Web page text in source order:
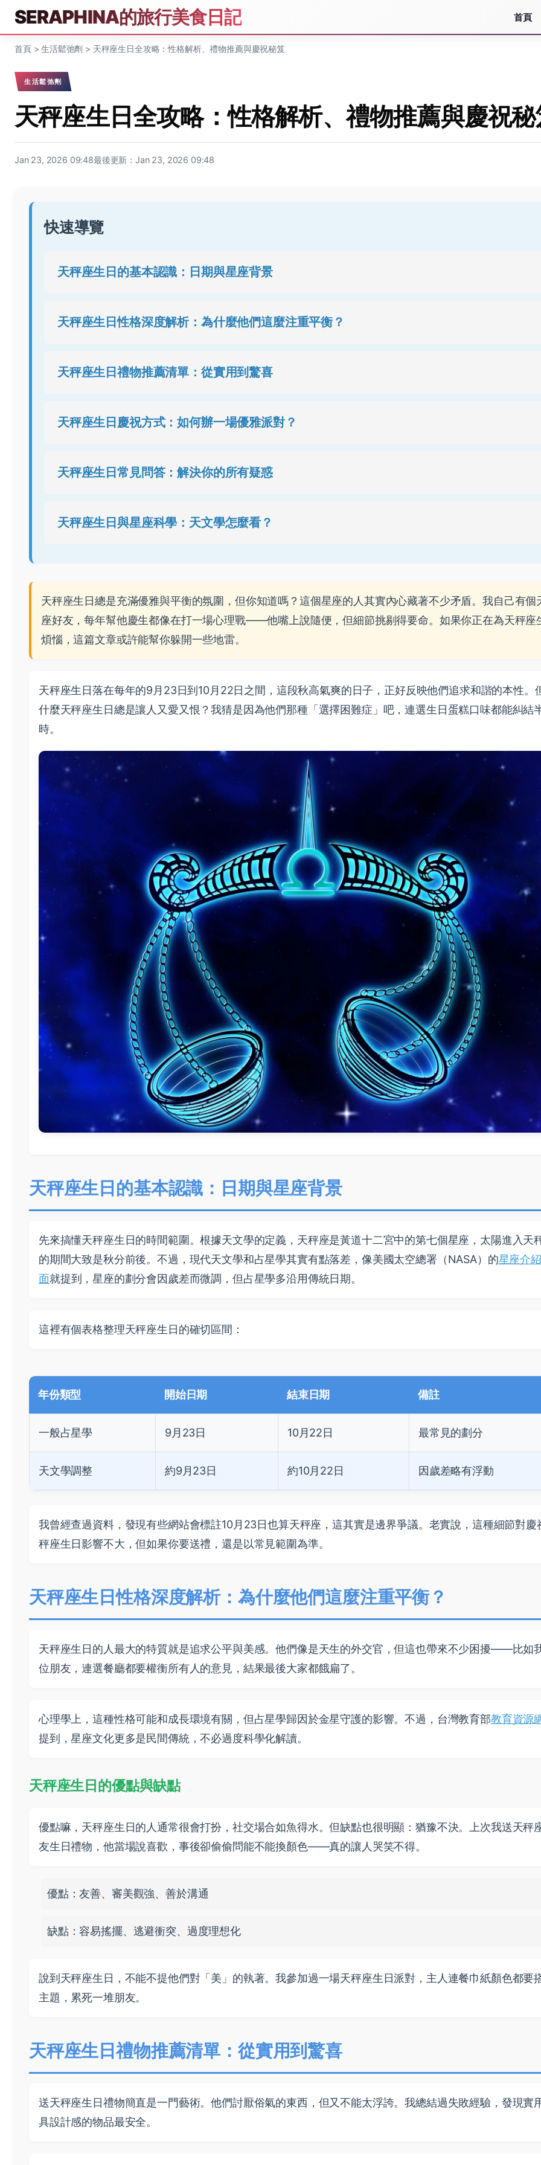
SERAPHINA的旅行美食日記 首頁
首頁>生活鬆弛劑 > 天秤座生日全攻略：性格解析、禮物推薦與慶祝秘笈
生活鬆弛劑
天秤座生日全攻略：性格解析、禮物推薦與慶祝
Jan 23, 2026 09:48最後更新：Jan 23, 2026 09:48
快速導覽
天秤座生日的基本認識：日期與星座背景
天秤座生日性格深度解析：為什麼他們這麼注重平衡？
天秤座生日禮物推薦清單：從實用到驚喜
天秤座生日慶祝方式：如何辦一場優雅派對？
天秤座生日常見問答：解決你的所有疑惑
天秤座生日與星座科學：天文學怎麼看？
天秤座生日總是充滿優雅與平衡的氛圍，但你知道嗎？這個星座的人其實內心藏著不少矛盾。我自己有個
座好友，每年幫他慶生都像在打一場心理戰——他嘴上說隨便，但細節挑剔得要命。如果你正在為天秤座
煩惱，這篇文章或許能幫你躲開一些地雷。
天秤座生日落在每年的9月23日到10月22日之間，這段秋高氣爽的日子，正好反映他們追求和諧的本性。
什麼天秤座生日總是讓人又愛又恨？我猜是因為他們那種「選擇困難症」吧，連選生日蛋糕口味都能糾結
時。
天秤座生日的基本認識：日期與星座背景
先來搞懂天秤座生日的時間範圍。根據天文學的定義，天秤座是黃道十二宮中的第七個星座，太陽進入天
的期間大致是秋分前後。不過，現代天文學和占星學其實有點落差，像美國太空總署（NASA）的星座介
面就提到，星座的劃分會因歲差而微調，但占星學多沿用傳統日期。
這裡有個表格整理天秤座生日的確切區間：
年份類型 開始日期 結束日期 備註
一般占星學 9月23日 10月22日 最常見的劃分
天文學調整 約9月23日 約10月22日 因歲差略有浮動
我曾經查過資料，發現有些網站會標註10月23日也算天秤座，這其實是邊界爭議。老實說，這種細節對慶
秤座生日影響不大，但如果你要送禮，還是以常見範圍為準。
天秤座生日性格深度解析：為什麼他們這麼注重平衡？
天秤座生日的人最大的特質就是追求公平與美感。他們像是天生的外交官，但這也帶來不少困擾——比如
位朋友，連選餐廳都要權衡所有人的意見，結果最後大家都餓扁了。
心理學上，這種性格可能和成長環境有關，但占星學歸因於金星守護的影響。不過，台灣教育部教育資源
提到，星座文化更多是民間傳統，不必過度科學化解讀。
天秤座生日的優點與缺點
優點嘛，天秤座生日的人通常很會打扮，社交場合如魚得水。但缺點也很明顯：猶豫不決。上次我送天秤
友生日禮物，他當場說喜歡，事後卻偷偷問能不能換顏色——真的讓人哭笑不得。
優點：友善、審美觀強、善於溝通
缺點：容易搖擺、逃避衝突、過度理想化
說到天秤座生日，不能不提他們對「美」的執著。我參加過一場天秤座生日派對，主人連餐巾紙顏色都要
主題，累死一堆朋友。
天秤座生日禮物推薦清單：從實用到驚喜
送天秤座生日禮物簡直是一門藝術。他們討厭俗氣的東西，但又不能太浮誇。我總結過失敗經驗，發現實
具設計感的物品最安全。